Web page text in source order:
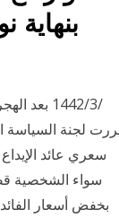
سعري عائد
سواء الشخصية